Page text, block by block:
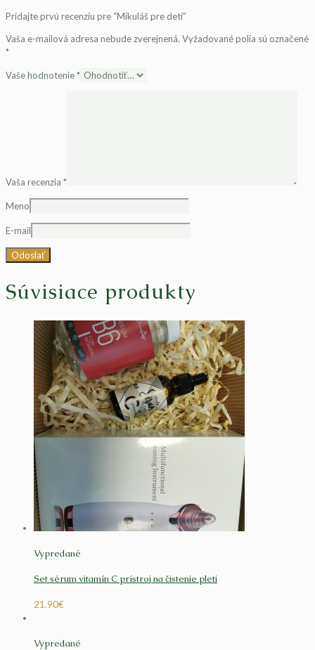
Pridajte prvú recenziu pre “Mikuláš pre deti”
Vaša e-mailová adresa nebude zverejnená. Vyžadované polia sú označené
*
Vaše hodnotenie*
Vaša recenzia *
Meno
E-mail
Súvisiace produkty
Vypredané
Set sérum vitamín C prístroj na čistenie pleti
21.90€
Vypredané